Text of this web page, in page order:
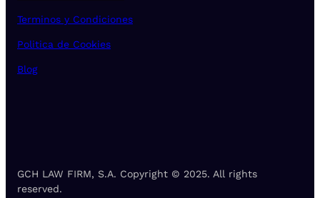
Terminos y Condiciones
Politica de Cookies
Blog
GCH LAW FIRM, S.A. Copyright © 2025. All rights
reserved.